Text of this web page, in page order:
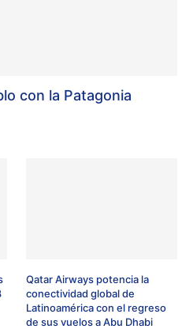
con la Patagonia
Qatar Airways potencia la
conectividad global de
Latinoamérica con el regreso
de sus vuelos a Abu Dhabi